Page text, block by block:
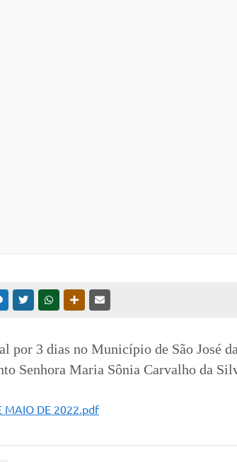
MESSENGER
TWITTERWHATSAPPOUTRAS MÍDIAS
por 3 dias no Município de São José
Senhora Maria Sônia Carvalho da
MAIO DE 2022.pdf